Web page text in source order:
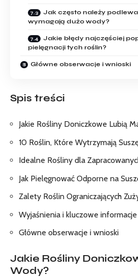
Jak często⁢ należy
wymagają dużo wody?
Jakie błędy ⁤najczęściej
⁤pielęgnacji​ tych ⁢roślin?
Główne obserwacje i wnioski
Spis treści
Jakie Rośliny Doniczkowe Lubią
10 Roślin, Które⁣ Wytrzymają
Idealne Rośliny dla
Jak Pielęgnować Odporne na
Zalety Roślin Ograniczających
Wyjaśnienia‌ i kluczowe informacje
Główne obserwacje i wnioski
Jakie Rośliny
Wody?